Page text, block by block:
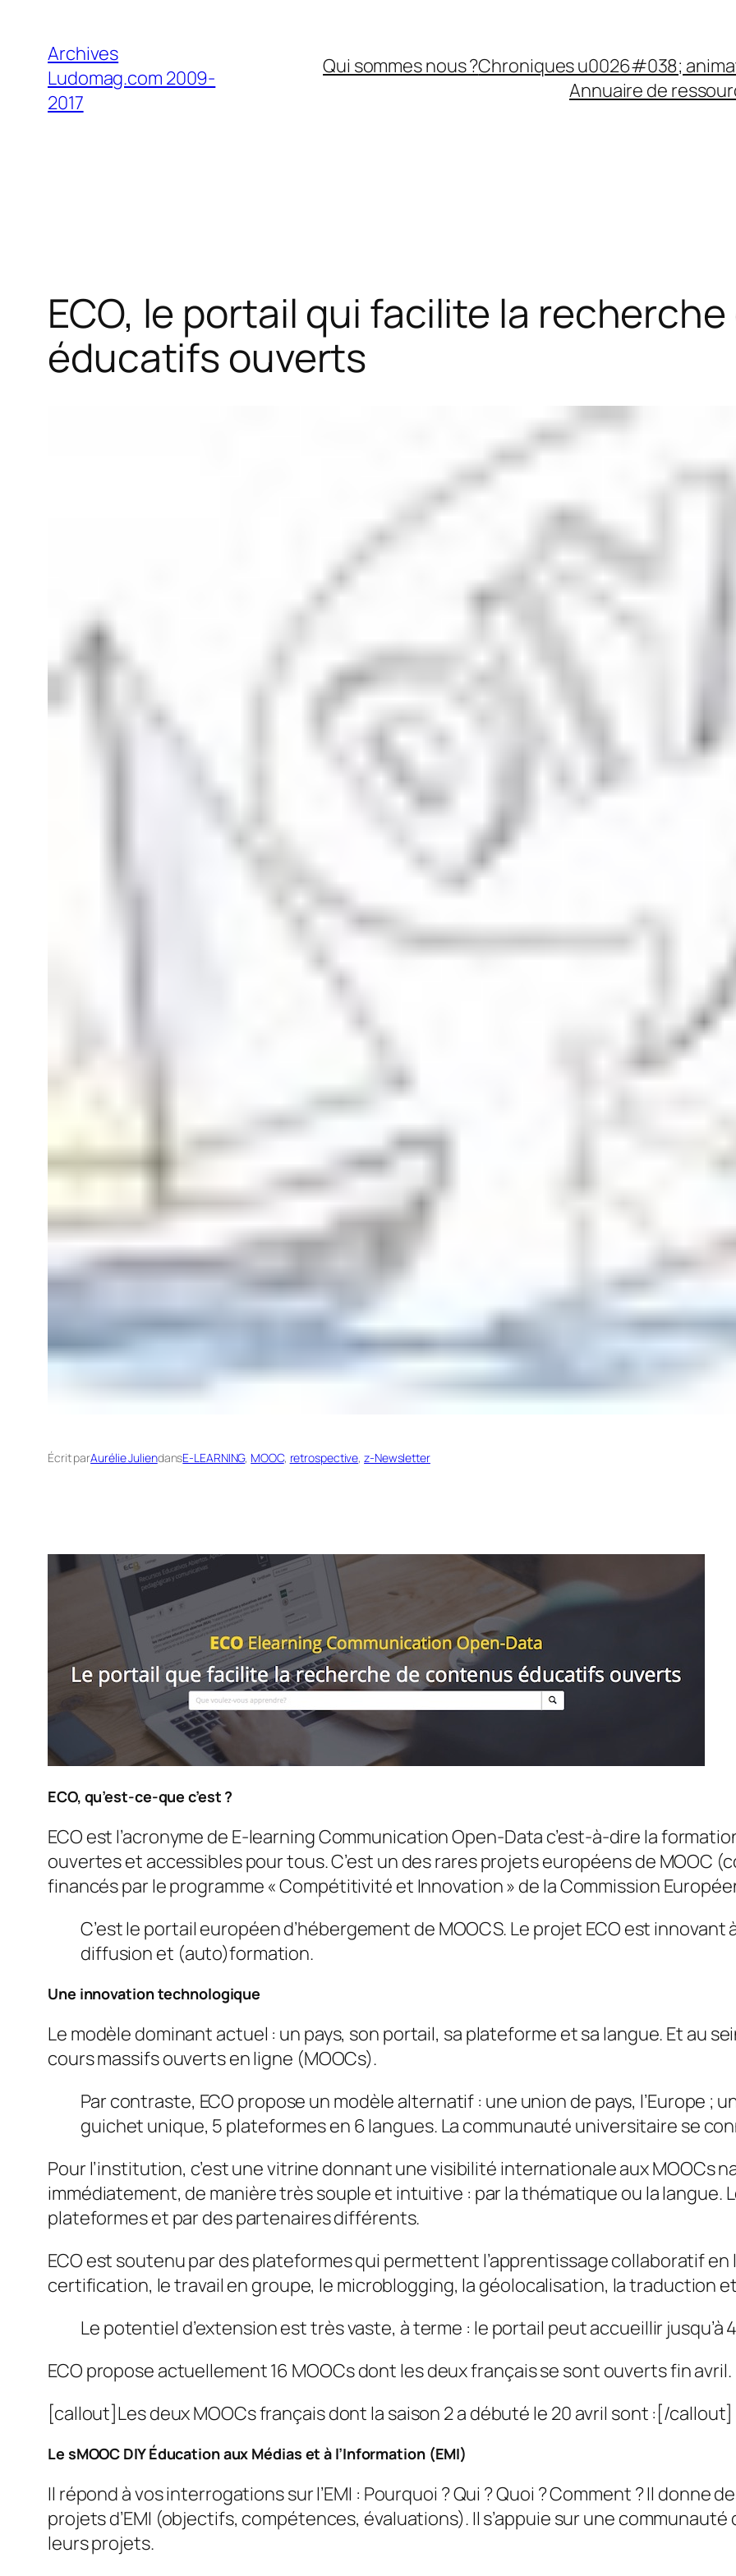
contenu
Archives
Ludomag.com 2009-
2017
Qui sommes nous ?Chroniques u0026#038;
Annuaire de
ECO, le portail qui facilite la
éducatifs ouverts
Écrit parAurélie JuliendansE-LEARNING, MOOC, retrospective, z-Newsletter
ECO, qu’est-ce-que c’est ?
ECO est l’acronyme de E-learning Communication Open-Data c’est-à-dire la
ouvertes et accessibles pour tous. C’est un des rares projets européens de MOOC
financés par le programme «Compétitivité et Innovation» de la Commission
C’est le portail européen d’hébergement de MOOCS. Le projet ECO est
diffusion et (auto)formation.
Une innovation technologique
Le modèle dominant actuel : un pays, son portail, sa plateforme et sa langue. Et au
cours massifs ouverts en ligne (MOOCs).
Par contraste, ECO propose un modèle alternatif : une union de pays, l’Europe ;
guichet unique, 5 plateformes en 6 langues. La communauté universitaire se
Pour l’institution, c’est une vitrine donnant une visibilité internationale aux MOOCs
immédiatement, de manière très souple et intuitive : par la thématique ou la langue.
plateformes et par des partenaires différents.
ECO est soutenu par des plateformes qui permettent l’apprentissage collaboratif en
certification, le travail en groupe, le microblogging, la géolocalisation, la traduction
Le potentiel d’extension est très vaste, à terme : le portail peut accueillir jusqu’à
ECO propose actuellement 16 MOOCs dont les deux français se sont ouverts fin avril.
[callout]Les deux MOOCs français dont la saison 2 a débuté le 20 avril sont :[/callout]
Le sMOOC DIY Éducation aux Médias et à l’Information (EMI)
Il répond à vos interrogations sur l’EMI : Pourquoi ? Qui ? Quoi ? Comment ? Il
projets d’EMI (objectifs, compétences, évaluations). Il s’appuie sur une
leurs projets.